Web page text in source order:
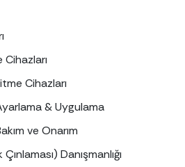
Cihazları
& Uygulama
ve Onarım
Danışmanlığı